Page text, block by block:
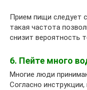
Прием пищи следует
такая частота
снизит вероятность
6. Пейте много
Многие люди
Согласно